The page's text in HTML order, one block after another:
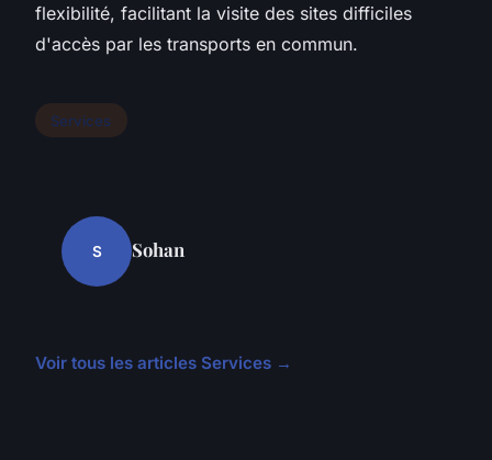
flexibilité, facilitant la visite des sites difficiles
d'accès par les transports en commun.
Services
S Sohan
Voir tous les articles Services →